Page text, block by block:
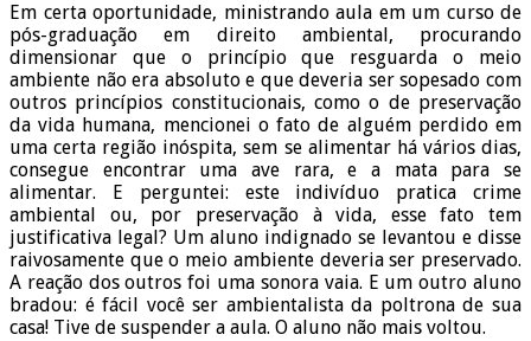
Em certa oportunidade, ministrando aula em um curso de
pós-graduação em direito ambiental, procurando
dimensionar que o princípio que resguarda o meio
ambiente não era absoluto e que deveria ser sopesado com
outros princípios constitucionais, como o de preservação
da vida humana, mencionei o fato de alguém perdido em
uma certa região inóspita, sem se alimentar há vários dias,
consegue encontrar uma ave rara, e a mata para se
alimentar. E perguntei: este indivíduo pratica crime
ambiental ou, por preservação à vida, esse fato tem
justificativa legal? Um aluno indignado se levantou e disse
raivosamente que o meio ambiente deveria ser preservado.
A reação dos outros foi uma sonora vaia. E um outro aluno
bradou: é fácil você ser ambientalista da poltrona de sua
casa! Tive de suspender a aula. O aluno não mais voltou.